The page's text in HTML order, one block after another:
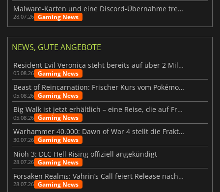
Malware-Karten und eine Discord-Übernahme treffen Meccha Chameleon
28.07.26 Gaming News
NEWS, GUTE ANGEBOTE
Resident Evil Veronica steht bereits auf über 2 Millionen Wunschlisten
05.08.26 Gaming News
Beast of Reincarnation: Frischer Kurs vom Pokémon-Studio
05.08.26 Gaming News
Big Walk ist jetzt erhältlich – eine Reise, die auf Freundschaft basiert
05.08.26 Gaming News
Warhammer 40.000: Dawn of War 4 stellt die Fraktion der Necrons vor
30.07.26 Gaming News
Nioh 3: DLC Hell Rising offiziell angekündigt
28.07.26 Gaming News
Forsaken Realms: Vahrin’s Call feiert Release nach 10 Jahren
28.07.26 Gaming News